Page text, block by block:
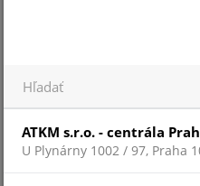
APT-
ATKM s.r.o. - centrála
U Plynárny 1002 / 97, Praha